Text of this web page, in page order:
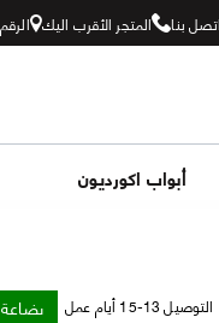
الرقم المتجر الأقرب اليك اتصل بنا
أبواب اكورديون
التوصيل 13-15 أيام عمل